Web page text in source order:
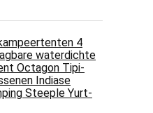
4
waterdichte
Octagon Tipi-
Indiase
Steeple Yurt-